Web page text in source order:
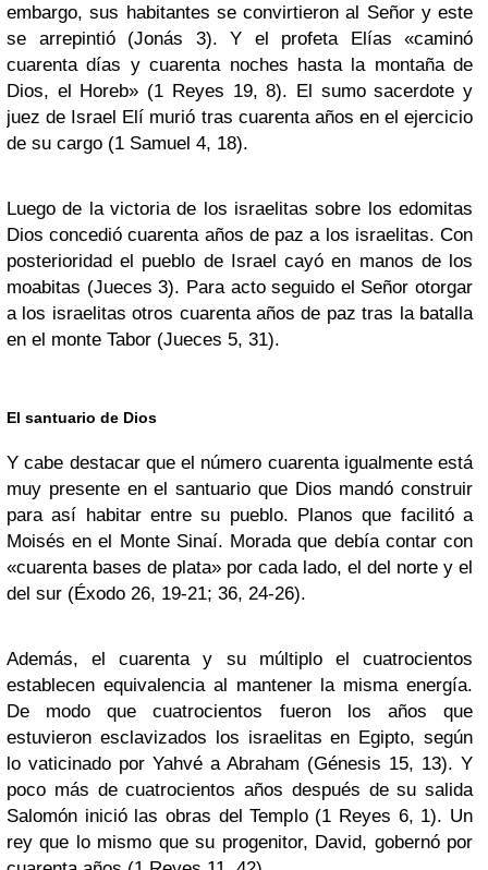
embargo, sus habitantes se convirtieron al Señor y este
se arrepintió (Jonás 3). Y el profeta Elías «caminó
cuarenta días y cuarenta noches hasta la montaña de
Dios, el Horeb» (1 Reyes 19, 8). El sumo sacerdote y
juez de Israel Elí murió tras cuarenta años en el ejercicio
de su cargo (1 Samuel 4, 18).
Luego de la victoria de los israelitas sobre los edomitas
Dios concedió cuarenta años de paz a los israelitas. Con
posterioridad el pueblo de Israel cayó en manos de los
moabitas (Jueces 3). Para acto seguido el Señor otorgar
a los israelitas otros cuarenta años de paz tras la batalla
en el monte Tabor (Jueces 5, 31).
El santuario de Dios
Y cabe destacar que el número cuarenta igualmente está
muy presente en el santuario que Dios mandó construir
para así habitar entre su pueblo. Planos que facilitó a
Moisés en el Monte Sinaí. Morada que debía contar con
«cuarenta bases de plata» por cada lado, el del norte y el
del sur (Éxodo 26, 19-21; 36, 24-26).
Además, el cuarenta y su múltiplo el cuatrocientos
establecen equivalencia al mantener la misma energía.
De modo que cuatrocientos fueron los años que
estuvieron esclavizados los israelitas en Egipto, según
lo vaticinado por Yahvé a Abraham (Génesis 15, 13). Y
poco más de cuatrocientos años después de su salida
Salomón inició las obras del Templo (1 Reyes 6, 1). Un
rey que lo mismo que su progenitor, David, gobernó por